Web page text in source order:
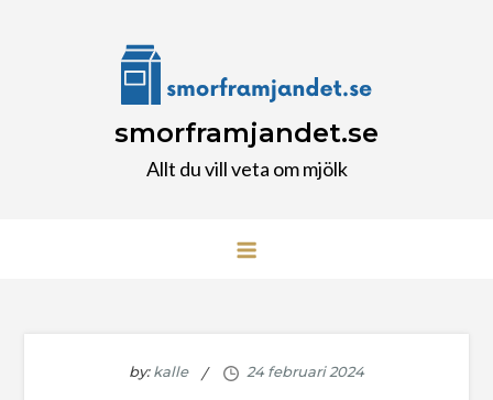
smorframjandet.se
Allt du vill veta om mjölk
by:kalle